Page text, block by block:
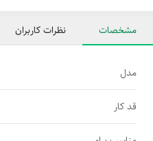
مشخصات نظرات کاربران
مدل
قد کار